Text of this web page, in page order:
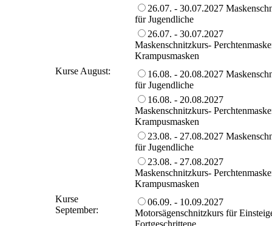
26.07. - 30.07.2027
für Jugendliche
26.07. - 30.07.2027
Maskenschnitzkurs-
Krampusmasken
Kurse August:
16.08. - 20.08.2027
für Jugendliche
16.08. - 20.08.2027
Maskenschnitzkurs-
Krampusmasken
23.08. - 27.08.2027
für Jugendliche
23.08. - 27.08.2027
Maskenschnitzkurs-
Krampusmasken
Kurse
September:
06.09. - 10.09.2027
Motorsägenschnitzkurs für